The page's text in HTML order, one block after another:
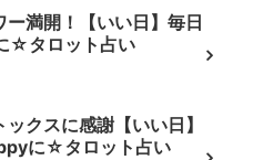
ー満開！【いい日】毎日
☆タロット占い
クスに感謝【いい日】
に☆タロット占い